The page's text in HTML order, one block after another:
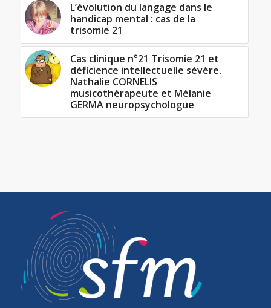
L’évolution du langage dans le
handicap mental : cas de la
trisomie 21
Cas clinique n°21 Trisomie 21 et
déficience intellectuelle sévère.
Nathalie CORNELIS
musicothérapeute et Mélanie
GERMA neuropsychologue